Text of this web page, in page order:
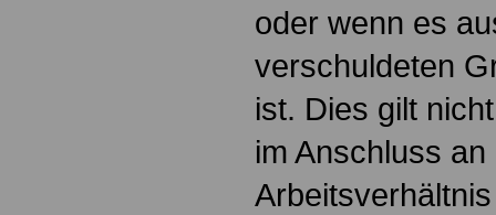
oder wenn es
verschuldeten
ist. Dies gilt
im Anschluss